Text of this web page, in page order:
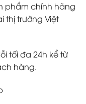
phẩm chính hãng
thị trường Việt
tối đa 24h kể từ
hàng.